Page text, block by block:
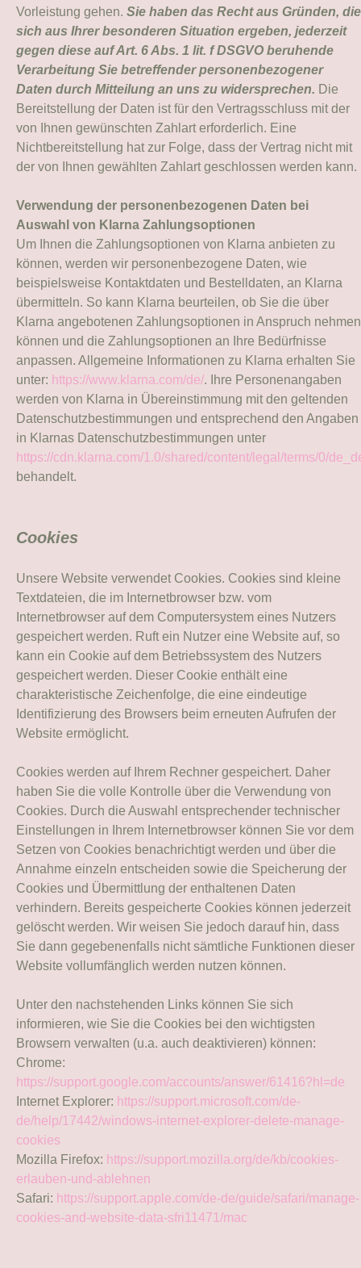
Vorleistung gehen. Sie haben das Recht aus Gründen, die
sich aus Ihrer besonderen Situation ergeben, jederzeit
gegen diese auf Art. 6 Abs. 1 lit. f DSGVO beruhende
Verarbeitung Sie betreffender personenbezogener
Daten durch Mitteilung an uns zu widersprechen. Die
Bereitstellung der Daten ist für den Vertragsschluss mit der
von Ihnen gewünschten Zahlart erforderlich. Eine
Nichtbereitstellung hat zur Folge, dass der Vertrag nicht mit
der von Ihnen gewählten Zahlart geschlossen werden kann.
Verwendung der personenbezogenen Daten bei
Auswahl von Klarna Zahlungsoptionen
Um Ihnen die Zahlungsoptionen von Klarna anbieten zu
können, werden wir personenbezogene Daten, wie
beispielsweise Kontaktdaten und Bestelldaten, an Klarna
übermitteln. So kann Klarna beurteilen, ob Sie die über
Klarna angebotenen Zahlungsoptionen in Anspruch nehmen
können und die Zahlungsoptionen an Ihre Bedürfnisse
anpassen. Allgemeine Informationen zu Klarna erhalten Sie
unter: https://www.klarna.com/de/. Ihre Personenangaben
werden von Klarna in Übereinstimmung mit den geltenden
Datenschutzbestimmungen und entsprechend den Angaben
in Klarnas Datenschutzbestimmungen unter
https://cdn.klarna.com/1.0/shared/content/legal/terms/0/
behandelt.
Cookies
Unsere Website verwendet Cookies. Cookies sind kleine
Textdateien, die im Internetbrowser bzw. vom
Internetbrowser auf dem Computersystem eines Nutzers
gespeichert werden. Ruft ein Nutzer eine Website auf, so
kann ein Cookie auf dem Betriebssystem des Nutzers
gespeichert werden. Dieser Cookie enthält eine
charakteristische Zeichenfolge, die eine eindeutige
Identifizierung des Browsers beim erneuten Aufrufen der
Website ermöglicht.
Cookies werden auf Ihrem Rechner gespeichert. Daher
haben Sie die volle Kontrolle über die Verwendung von
Cookies. Durch die Auswahl entsprechender technischer
Einstellungen in Ihrem Internetbrowser können Sie vor dem
Setzen von Cookies benachrichtigt werden und über die
Annahme einzeln entscheiden sowie die Speicherung der
Cookies und Übermittlung der enthaltenen Daten
verhindern. Bereits gespeicherte Cookies können jederzeit
gelöscht werden. Wir weisen Sie jedoch darauf hin, dass
Sie dann gegebenenfalls nicht sämtliche Funktionen dieser
Website vollumfänglich werden nutzen können.
Unter den nachstehenden Links können Sie sich
informieren, wie Sie die Cookies bei den wichtigsten
Browsern verwalten (u.a. auch deaktivieren) können:
Chrome:
https://support.google.com/accounts/answer/61416?hl=de
Internet Explorer: https://support.microsoft.com/de-
de/help/17442/windows-internet-explorer-delete-manage-
cookies
Mozilla Firefox: https://support.mozilla.org/de/kb/cookies-
erlauben-und-ablehnen
Safari: https://support.apple.com/de-de/guide/safari/manage-
cookies-and-website-data-sfri11471/mac